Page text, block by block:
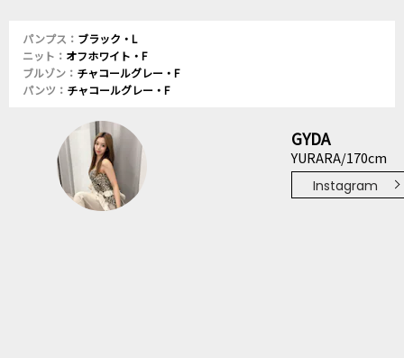
パンプス： ブラック・L
ニット： オフホワイト・F
ブルゾン： チャコールグレー・F
パンツ： チャコールグレー・F
GYDA
YURARA/170cm
Instagram